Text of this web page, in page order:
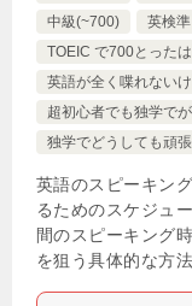
中級(~700)
英検
TOEIC で700とった
英語が全く喋れない
超初心者でも独学で
独学でどうしても頑
英語のスピーキン
るためのスケジュ
間のスピーキング
を狙う具体的な方